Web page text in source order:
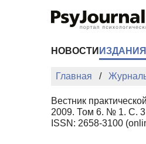
НОВОСТИ ИЗДАНИЯ
Главная
Вестник
2009. Том 6. № 1. С. 3
ISSN: 2658-3100